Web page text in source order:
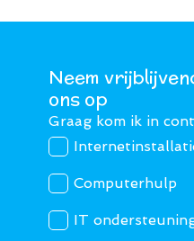
Neem
ons op
Graag kom ik in
Computerhulp
IT